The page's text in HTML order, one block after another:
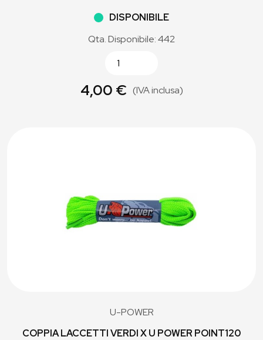
DISPONIBILE
Qta. Disponibile: 442
4,00 € (IVA inclusa)
U-POWER
COPPIA LACCETTI VERDI X U POWER POINT120